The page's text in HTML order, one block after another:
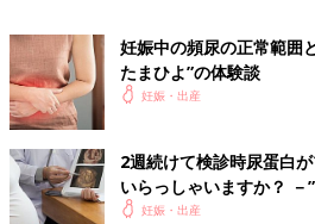
介します。
有のことなので、めんどうでもこまめ
ましょう。
杉本充弘先生
Profile
東都文京病院院長。日赤十字社医療セ
ター顧問。
妊娠中の頻尿の正常範囲
たまひよ”の体験談
妊娠・出産
2週続けて検診時尿蛋白
いらっしゃいますか？ －
談 妊娠・出産